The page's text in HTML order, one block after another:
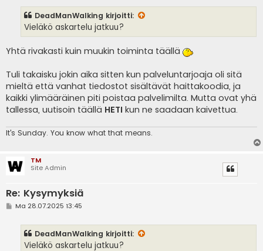
DeadManWalking kirjoitti:
Vieläkö askartelu jatkuu?
Yhtä rivakasti kuin muukin toiminta täällä
Tuli takaisku jokin aika sitten kun palveluntarjoaja oli sitä
mieltä että vanhat tiedostot sisältävät haittakoodia, ja
kaikki ylimääräinen piti poistaa palvelimilta. Mutta ovat yhä
tallessa, uutisoin täällä HETI kun ne saadaan kaivettua.
It's Sunday. You know what that means.
TM
Site Admin
Re: Kysymyksiä
VMa 28.07.2025 13:45
DeadManWalking kirjoitti:
Vieläkö askartelu jatkuu?